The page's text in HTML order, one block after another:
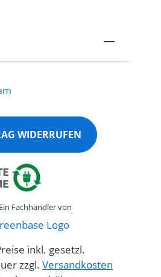
WIDERRUFEN
Ein Fachhändler von
inkl. gesetzl.
zzgl. Versandkosten